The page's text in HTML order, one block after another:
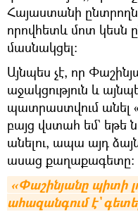
Հայաստանի
որովհետև մոտ կեսն
մասնակցել։
Այնպես չէ, որ
աջակցություն և
պատրաստվում
բայց վստահ եմ` եթե
անելու, ապա այդ
ասաց քաղաքագետը։
«Փաշինյանը պիտի
ահազանգում է`